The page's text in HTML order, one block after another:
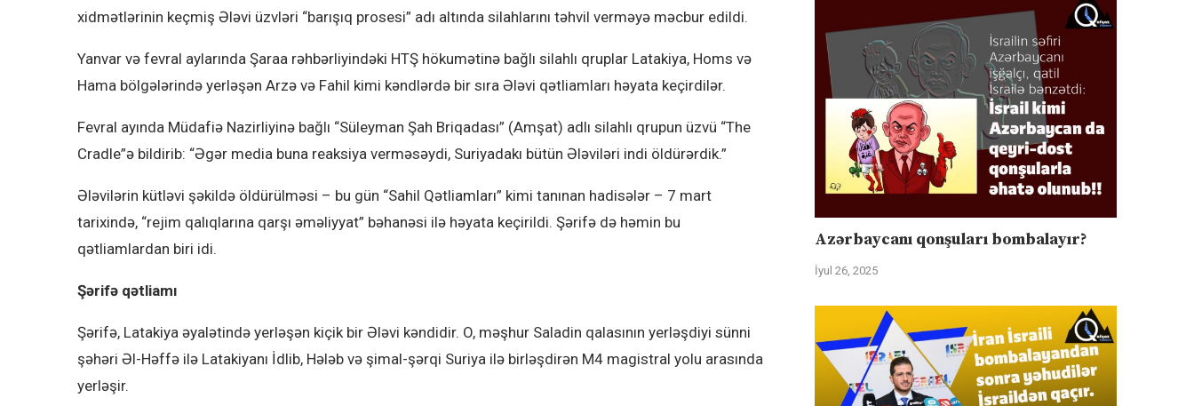
xidmətlərinin keçmiş Ələvi üzvləri “barışıq prosesi” adı altında silahlarını təhvil verməyə məcbur edildi.
Yanvar və fevral aylarında Şaraa rəhbərliyindəki HTŞ hökumətinə bağlı silahlı qruplar Latakiya, Homs və
Hama bölgələrində yerləşən Arzə və Fahil kimi kəndlərdə bir sıra Ələvi qətliamları həyata keçirdilər.
Fevral ayında Müdafiə Nazirliyinə bağlı “Süleyman Şah Briqadası” (Amşat) adlı silahlı qrupun üzvü “The
Cradle”ə bildirib: “Əgər media buna reaksiya verməsəydi, Suriyadakı bütün Ələviləri indi öldürərdik.”
Ələvilərin kütləvi şəkildə öldürülməsi – bu gün “Sahil Qətliamları” kimi tanınan hadisələr – 7 mart
tarixində, “rejim qalıqlarına qarşı əməliyyat” bəhanəsi ilə həyata keçirildi. Şərifə də həmin bu
qətliamlardan biri idi.
Şərifə qətliamı
Şərifə, Latakiya əyalətində yerləşən kiçik bir Ələvi kəndidir. O, məşhur Saladin qalasının yerləşdiyi sünni
şəhəri Əl-Həffə ilə Latakiyanı İdlib, Hələb və şimal-şərqi Suriya ilə birləşdirən M4 magistral yolu arasında
yerləşir.
Azərbaycanı qonşuları bombalayır?
İyul 26, 2025